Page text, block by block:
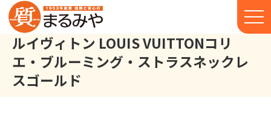
ルイヴィトン LOUIS VUITTONコリ
エ・ブルーミング・ストラスネックレ
スゴールド